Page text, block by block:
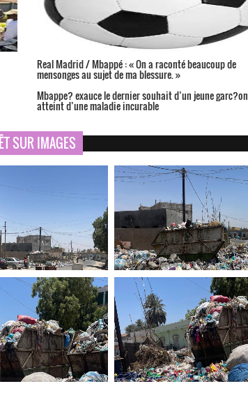
Real Madrid / Mbappé : « On a raconté beaucoup de
mensonges au sujet de ma blessure. »
Mbappe? exauce le dernier souhait d’un jeune garc?on
atteint d’une maladie incurable
SUR IMAGES